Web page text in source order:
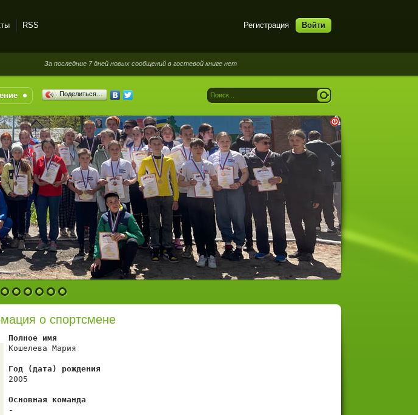
Регистрация Войти
RSS
За последние 7 дней новых сообщений в гостевой книге нет
Поделиться…
5 6 7 8 9 10
о спортсмене
имя
Кошелева Мария
Год (дата) рождения
2005
Основная команда
-